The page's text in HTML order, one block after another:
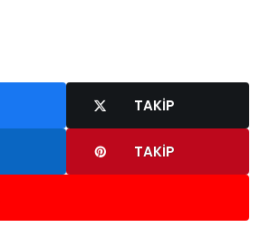
TAKIP
TAKIP